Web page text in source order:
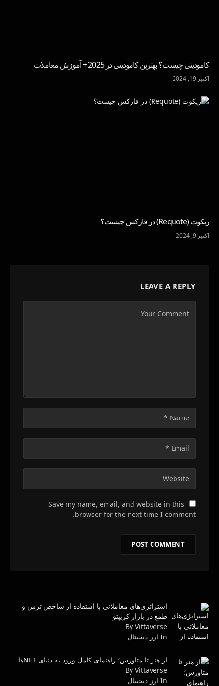
کامودیتی چیست؟ بهترین کامودیتی در 2025 + آموزش معاملات
اکتبر 19, 2024
ریکوت (Requote) در فارکس چیست؟
اکتبر 9, 2024
LEAVE A REPLY
Save my name, email, and website in this
browser for the next time I comment.
استراتژی‌های معاملاتی با استفاده از شاخص ترس و
طمع در بازار کریپتو
By Vittaverse
In ارز دیجیتال
از هنر تا متاورس؛ راهنمای کامل ورود به دنیای NFTها
By Vittaverse
In ارز دیجیتال